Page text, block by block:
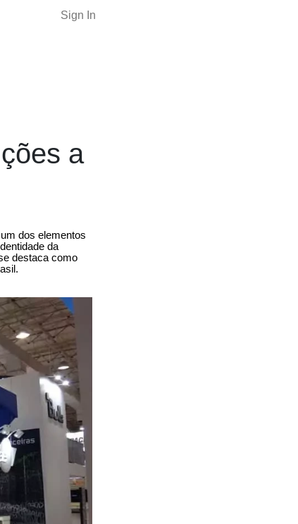
Sign In
a
dos elementos
da
destaca como